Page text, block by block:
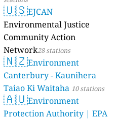
🇺🇸EJCAN
Environmental Justice
Community Action
Network28 stations
🇳🇿Environment
Canterbury - Kaunihera
Taiao Ki Waitaha 10 stations
🇦🇺Environment
Protection Authority | EPA